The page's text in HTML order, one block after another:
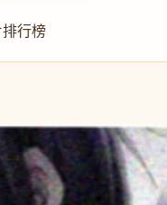
排行榜